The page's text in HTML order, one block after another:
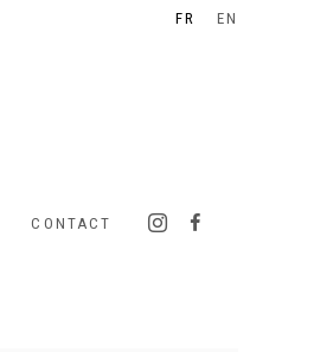
CONTACT
FR EN